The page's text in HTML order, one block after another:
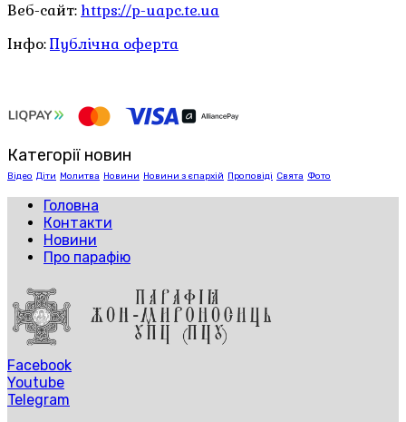
Веб-сайт: https://p-uapc.te.ua
Інфо:Публічна оферта
Категорії новин
Відео Діти Молитва Новини Новини з єпархій Проповіді Свята Фото
Головна
Контакти
Новини
Про парафію
Facebook
Youtube
Telegram